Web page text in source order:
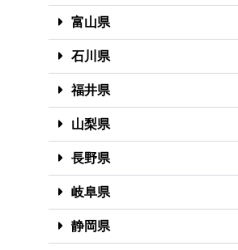
富山県
石川県
福井県
山梨県
長野県
岐阜県
静岡県